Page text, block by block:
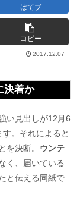
はてブ
コピー
2017.12.07
決着か
い見出しが12月6
。それによると
を決断。 ウンテ
く、届いている
と伝える同紙で